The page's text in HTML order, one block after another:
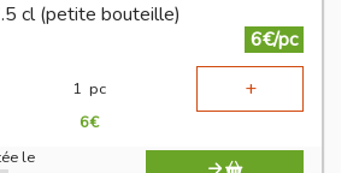
cl (petite bouteille)
6€/pc
1 pc +
6€
le